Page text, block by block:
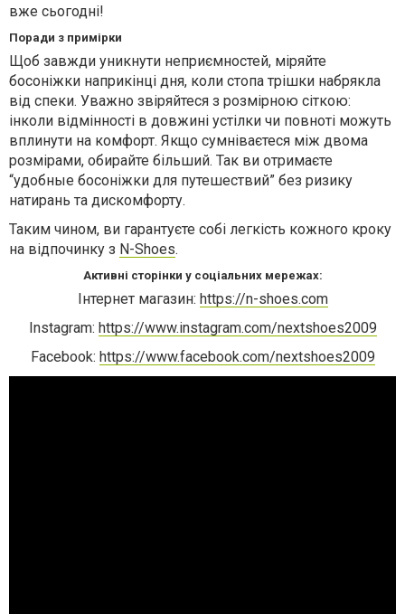
вже сьогодні!
Поради з примірки
Щоб завжди уникнути неприємностей, міряйте
босоніжки наприкінці дня, коли стопа трішки набрякла
від спеки. Уважно звіряйтеся з розмірною сіткою:
інколи відмінності в довжині устілки чи повноті можуть
вплинути на комфорт. Якщо сумніваєтеся між двома
розмірами, обирайте більший. Так ви отримаєте
“удобные босоніжки для путешествий” без ризику
натирань та дискомфорту.
Таким чином, ви гарантуєте собі легкість кожного кроку
на відпочинку з N-Shoes.
Активні сторінки у соціальних мережах:
Інтернет магазин: https://n-shoes.com
Instagram: https://www.instagram.com/nextshoes2009
Facebook: https://www.facebook.com/nextshoes2009